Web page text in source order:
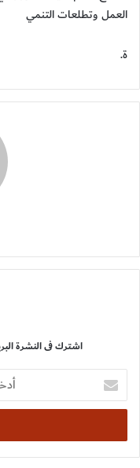
العمل وتطلعات التنمي
ة.
اشترك فى النشرة
أدخل
بريدك
الإلكتروني